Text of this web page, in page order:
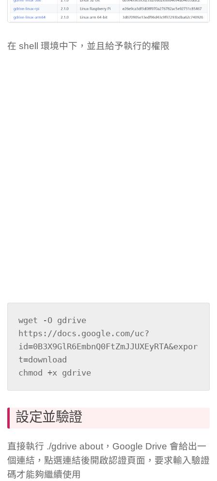
在 shell 環境中下，並且給予執行的權限
wget -O gdrive
https://docs.google.com/uc?
id=0B3X9GlR6EmbnQ0FtZmJJUXEyRTA&expor
t=download
chmod +x gdrive
設定並驗證
直接執行 ./gdrive about，Google Drive 會給出一
個連結，點選連結後開啟認證頁面，要求輸入驗證
碼才能夠繼續使用